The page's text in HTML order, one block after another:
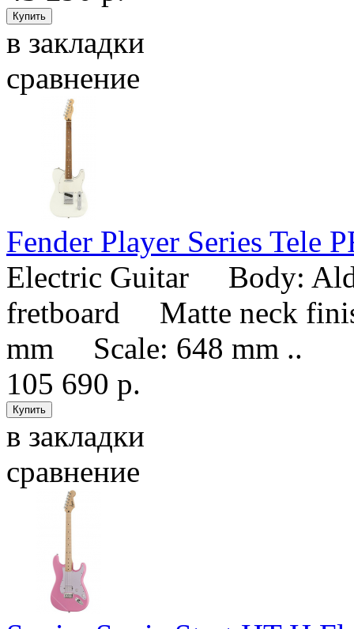
в закладки
сравнение
Fender Player Series Tele
Electric Guitar Body:
fretboard Matte neck
mm Scale: 648 mm ..
105 690 р.
в закладки
сравнение